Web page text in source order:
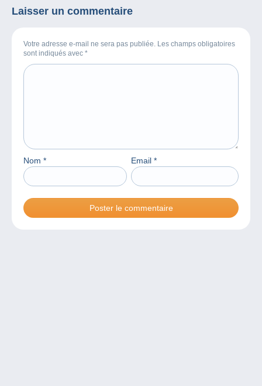
Laisser un commentaire
Votre adresse e-mail ne sera pas publiée. Les champs obligatoires
sont indiqués avec *
Nom * Email *